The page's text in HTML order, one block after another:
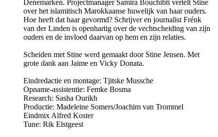
Denemarken. Projectmanager Samira Bouchibti vertelt Stine
over het islamitisch Marokkaanse huwelijk van haar ouders.
Hoe heeft dat haar gevormd? Schrijver en journalist Frénk
van der Linden is openhartig over de vechtscheiding van zijn
ouders en de invloed daarvan op hem en zijn relaties.
Scheiden met Stine werd gemaakt door Stine Jensen. Met
grote dank aan Jaime en Vicky Donata.
Eindredactie en montage: Tjitske Mussche
Opname-assistentie: Femke Bosma
Research: Sasha Ourikh
Productie: Madeleine Somers/Joachim van Trommel
Eindmix Alfred Koster
Tune: Rik Elstgeest